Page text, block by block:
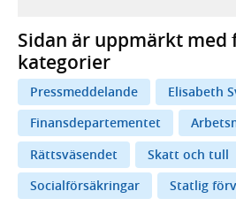
Sidan är uppmärkt med
kategorier
Pressmeddelande
Elisabeth
Finansdepartementet
Rättsväsendet
Skatt och tull
Socialförsäkringar
Statlig